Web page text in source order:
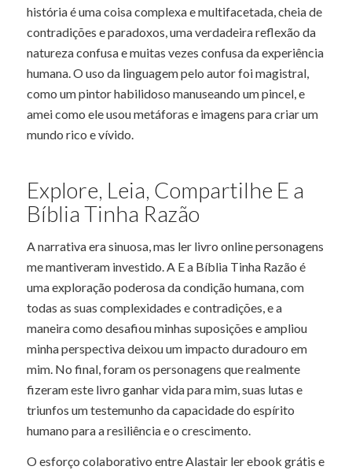
história é uma coisa complexa e multifacetada, cheia de
contradições e paradoxos, uma verdadeira reflexão da
natureza confusa e muitas vezes confusa da experiência
humana. O uso da linguagem pelo autor foi magistral,
como um pintor habilidoso manuseando um pincel, e
amei como ele usou metáforas e imagens para criar um
mundo rico e vívido.
Explore, Leia, Compartilhe E a
Bíblia Tinha Razão
A narrativa era sinuosa, mas ler livro online personagens
me mantiveram investido. A E a Bíblia Tinha Razão é
uma exploração poderosa da condição humana, com
todas as suas complexidades e contradições, e a
maneira como desafiou minhas suposições e ampliou
minha perspectiva deixou um impacto duradouro em
mim. No final, foram os personagens que realmente
fizeram este livro ganhar vida para mim, suas lutas e
triunfos um testemunho da capacidade do espírito
humano para a resiliência e o crescimento.
O esforço colaborativo entre Alastair ler ebook grátis e